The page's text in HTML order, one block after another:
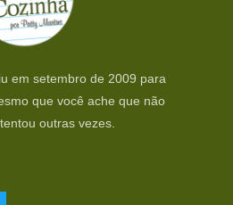
em setembro de 2009 para
que você ache que não
outras vezes.